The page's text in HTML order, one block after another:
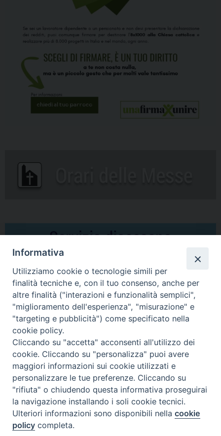
Comunicati Stampa
Il cordoglio dei Vescovi di Puglia per la morte di S.E.R. Mons. Agostino
Superbo
Nasce la Consulta Diocesana delle Aggregazioni Laicali di Castellaneta
Archivio comunicati stampa
2026 © Diocesi di Castellaneta
Informativa
Utilizziamo cookie o tecnologie simili per
finalità tecniche e, con il tuo consenso, anche per
altre finalità ("interazioni e funzionalità semplici",
"miglioramento dell'esperienza", "misurazione" e
"targeting e pubblicità") come specificato nella
cookie policy.
Cliccando su "accetta" acconsenti all'utilizzo dei
cookie. Cliccando su "personalizza" puoi avere
maggiori informazioni sui cookie utilizzati e
personalizzare le tue preferenze. Cliccando su
"rifiuta" o chiudendo questa informativa proseguirai
la navigazione installando i soli cookie tecnici.
Ulteriori informazioni sono disponibili nellacookie
policy completa.